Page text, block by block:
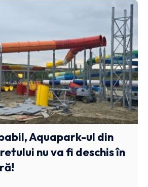
Aquapark-ul din
nu va fi deschis în